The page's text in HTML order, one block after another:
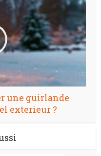
une guirlande
exterieur ?